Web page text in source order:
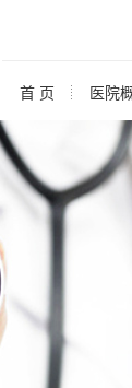
首 页 医院